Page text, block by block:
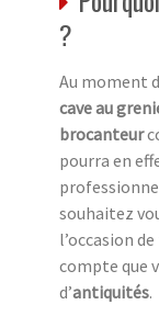
?
Au moment
cave au
brocanteur
pourra en
souhaitez
l’occasion
compte que
d’antiquités.